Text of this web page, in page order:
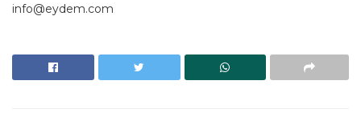
info@eydem.com